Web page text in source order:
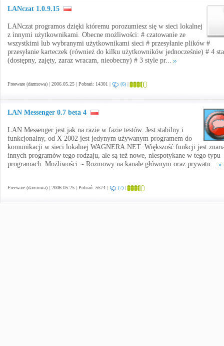
LANczat 1.0.9.15
LANczat programos dzięki któremu porozumiesz się w sieci lokalnej
z innymi użytkownikami. Obecne możliwości: # czatowanie ze
wszystkimi lub wybranymi użytkownikami sieci # przesyłanie plików #
przesyłanie karteczek (również do kilku użytkowników jednocześnie) # 4
(dostępny, zajęty, zaraz wracam, nieobecny) # 3 style pr...
Freeware (darmowa) | 2006.05.25 | Pobrań: 14301 | (6) |
LAN Messenger 0.7 beta 4
LAN Messenger jest jak na razie w fazie testów. Jest stabilny i
funkcjonalny, od X 2002 jest jedynym używanym programem do
komunikacji w sieci lokalnej WAGNERA.NET. Większość funkcji jest
innych programów tego rodzaju, ale są też nowe, niespotykane w tego typu
programach. Możliwości: - Rozmowy na kanale głównym oraz prywatn...
Freeware (darmowa) | 2006.05.25 | Pobrań: 5574 | (7) |